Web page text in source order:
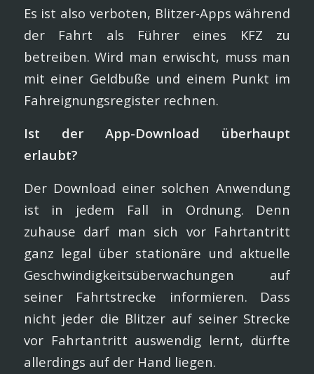
Es ist also verboten, Blitzer-Apps während
der Fahrt als Führer eines KFZ zu
betreiben. Wird man erwischt, muss man
mit einer Geldbuße und einem Punkt im
Fahreignungsregister rechnen.
Ist der App-Download überhaupt
erlaubt?
Der Download einer solchen Anwendung
ist in jedem Fall in Ordnung. Denn
zuhause darf man sich vor Fahrtantritt
ganz legal über stationäre und aktuelle
Geschwindigkeitsüberwachungen auf
seiner Fahrtstrecke informieren. Dass
nicht jeder die Blitzer auf seiner Strecke
vor Fahrtantritt auswendig lernt, dürfte
allerdings auf der Hand liegen.